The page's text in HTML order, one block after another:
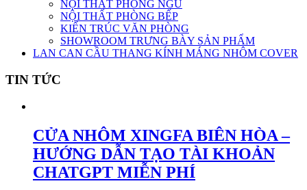
NỘI THẤT PHÒNG NGỦ
NỘI THẤT PHÒNG BẾP
KIẾN TRÚC VĂN PHÒNG
SHOWROOM TRƯNG BÀY SẢN PHẨM
LAN CAN CẦU THANG KÍNH MÁNG NHÔM COVER
TIN TỨC
CỬA NHÔM XINGFA BIÊN HÒA –
HƯỚNG DẪN TẠO TÀI KHOẢN
CHATGPT MIỄN PHÍ